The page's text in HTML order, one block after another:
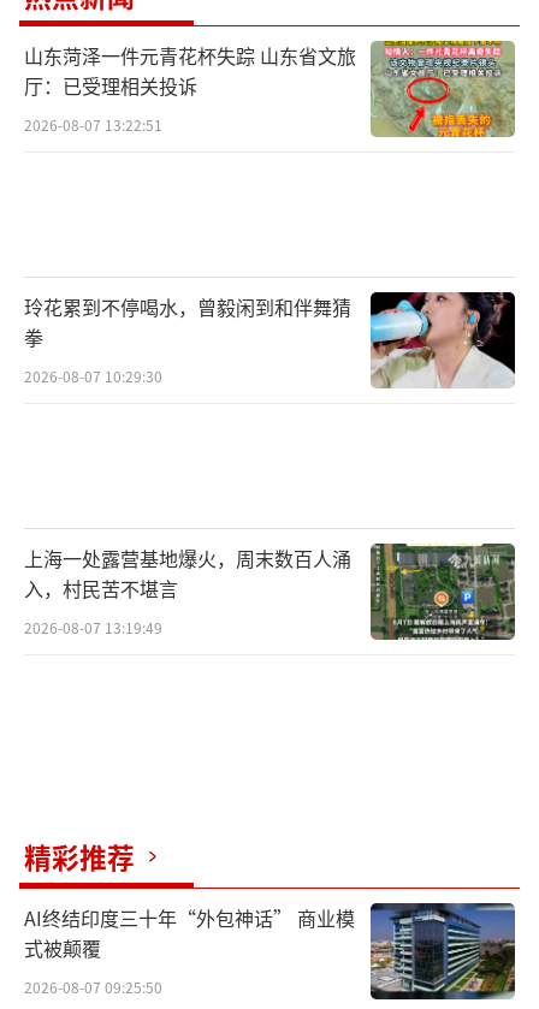
山东菏泽一件元青花杯失踪 山东省文旅
厅：已受理相关投诉
2026-08-07 13:22:51
玲花累到不停喝水，曾毅闲到和伴舞猜
拳
2026-08-07 10:29:30
上海一处露营基地爆火，周末数百人涌
入，村民苦不堪言
2026-08-07 13:19:49
精彩推荐
AI终结印度三十年“外包神话” 商业模
式被颠覆
2026-08-07 09:25:50